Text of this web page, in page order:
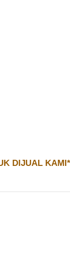
DIJUAL